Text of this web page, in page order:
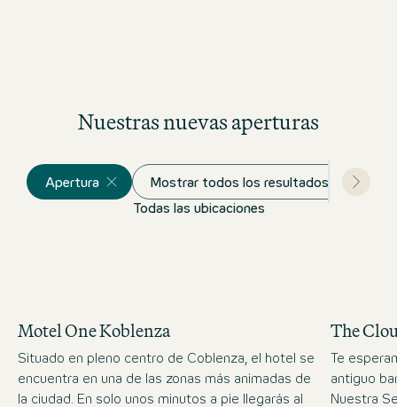
Nuestras nuevas aperturas
Apertura Mostrar todos los resultados
Todas las ubicaciones
Motel One Koblenza
Situado en pleno centro de Coblenza, el hotel se
encuentra en una de las zonas más animadas de
la ciudad. En solo unos minutos a pie llegarás al
The
Te
antiguo
Nuestra